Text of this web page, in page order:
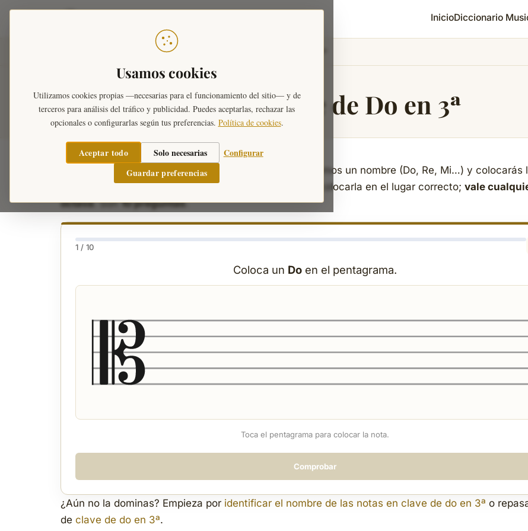
Usamos cookies
Utilizamos cookies propias —necesarias para el funcionamiento del sitio— y de
terceros para análisis del tráfico y publicidad. Puedes aceptarlas, rechazar las
opcionales o configurarlas según tus preferencias. Política de cookies.
Aceptar todo Solo necesarias
Configurar
Guardar preferencias
InicioDiccionario
Ejercicios Musicales
Escribe la nota — Clave de Do en 3ª
escribir notasenclave de do en 3ª
. Te diremos un nombre (Do, Re, Mi…) y colocarás
en clave de do en 3ª. Haz clic en el pentagrama para colocarla en el lugar correcto; vale
octava. Son10 preguntas.
1 / 10
Coloca un Do en el pentagrama.
Toca el pentagrama para colocar la nota.
Comprobar
¿Aún no la dominas? Empieza por identificar el nombre de las notas en clave de do en 3ª o
de clave de do en 3ª.